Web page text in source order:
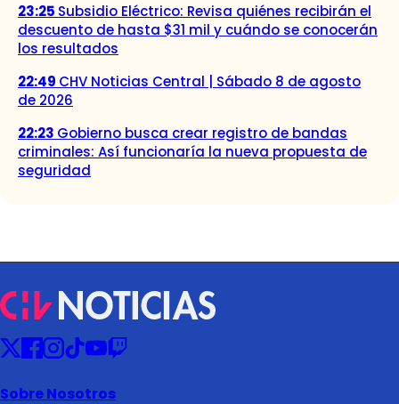
23:25 Subsidio Eléctrico: Revisa quiénes recibirán el
descuento de hasta $31 mil y cuándo se conocerán
los resultados
22:49 CHV Noticias Central | Sábado 8 de agosto
de 2026
22:23 Gobierno busca crear registro de bandas
criminales: Así funcionaría la nueva propuesta de
seguridad
Sobre Nosotros